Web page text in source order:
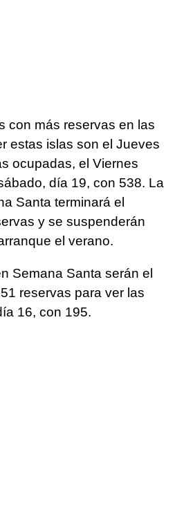
con más reservas en las
estas islas son el Jueves
ocupadas, el Viernes
día 19, con 538. La
Santa terminará el
y se suspenderán
el verano.
Semana Santa serán el
reservas para ver las
16, con 195.